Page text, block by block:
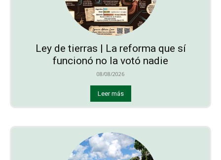
Ley de tierras | La reforma que sí
funcionó no la votó nadie
08/08/2026
Leer más